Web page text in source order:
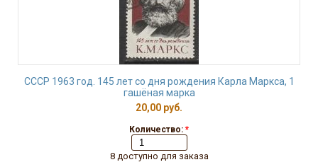
СССР 1963 год. 145 лет со дня рождения Карла Маркса, 1
гашёная марка
20,00 руб.
Количество: *
8 доступно для заказа